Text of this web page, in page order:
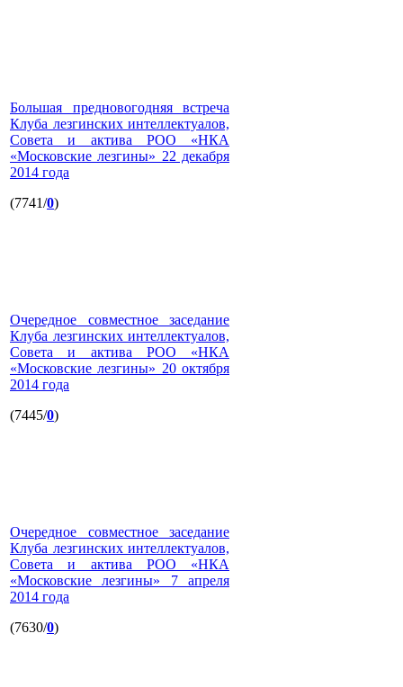
Большая предновогодняя встреча
Клуба лезгинских интеллектуалов,
Совета и актива РОО «НКА
«Московские лезгины» 22 декабря
2014 года
(7741/0)
Очередное совместное заседание
Клуба лезгинских интеллектуалов,
Совета и актива РОО «НКА
«Московские лезгины» 20 октября
2014 года
(7445/0)
Очередное совместное заседание
Клуба лезгинских интеллектуалов,
Совета и актива РОО «НКА
«Московские лезгины» 7 апреля
2014 года
(7630/0)